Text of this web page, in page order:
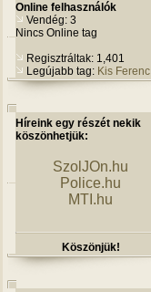
Online felhasználók
Vendég: 3
Nincs Online tag
Regisztráltak: 1,401
Legújabb tag: Kis Ferenc
Híreink egy részét nekik
köszönhetjük:
SzolJOn.hu
Police.hu
MTI.hu
Köszönjük!